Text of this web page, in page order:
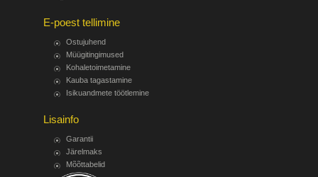
E-poest tellimine
Ostujuhend
Müügitingimused
Kohaletoimetamine
Kauba tagastamine
Isikuandmete töötlemine
Lisainfo
Garantii
Järelmaks
Mõõttabelid